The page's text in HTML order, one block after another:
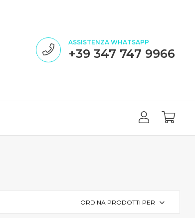
ASSISTENZA WHATSAPP
+39 347 747 9966
ORDINA PRODOTTI PER